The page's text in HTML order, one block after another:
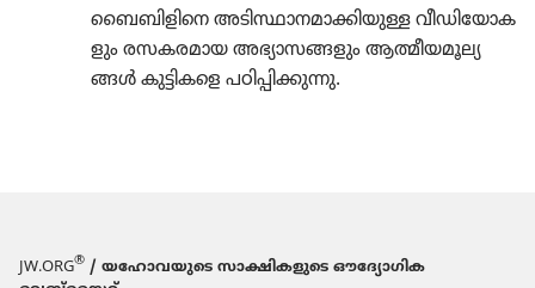
ബൈബി​ളി​നെ അടിസ്ഥാ​ന​മാ​ക്കി​യുള്ള വീഡി​യോ​ക​
ളും രസകര​മായ അഭ്യാ​സ​ങ്ങ​ളും ആത്മീയ​മൂ​ല്യ​
ങ്ങൾ കുട്ടി​കളെ പഠിപ്പി​ക്കു​ന്നു.
JW.ORG® / യഹോവയുടെ സാക്ഷികളുടെ ഔദ്യോഗിക